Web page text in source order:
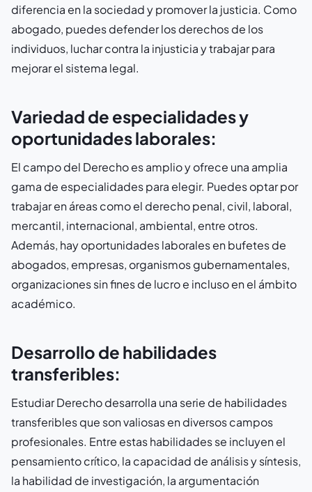
diferencia en la sociedad y promover la justicia. Como
abogado, puedes defender los derechos de los
individuos, luchar contra la injusticia y trabajar para
mejorar el sistema legal.
Variedad de especialidades y
oportunidades laborales:
El campo del Derecho es amplio y ofrece una amplia
gama de especialidades para elegir. Puedes optar por
trabajar en áreas como el derecho penal, civil, laboral,
mercantil, internacional, ambiental, entre otros.
Además, hay oportunidades laborales en bufetes de
abogados, empresas, organismos gubernamentales,
organizaciones sin fines de lucro e incluso en el ámbito
académico.
Desarrollo de habilidades
transferibles:
Estudiar Derecho desarrolla una serie de habilidades
transferibles que son valiosas en diversos campos
profesionales. Entre estas habilidades se incluyen el
pensamiento crítico, la capacidad de análisis y síntesis,
la habilidad de investigación, la argumentación